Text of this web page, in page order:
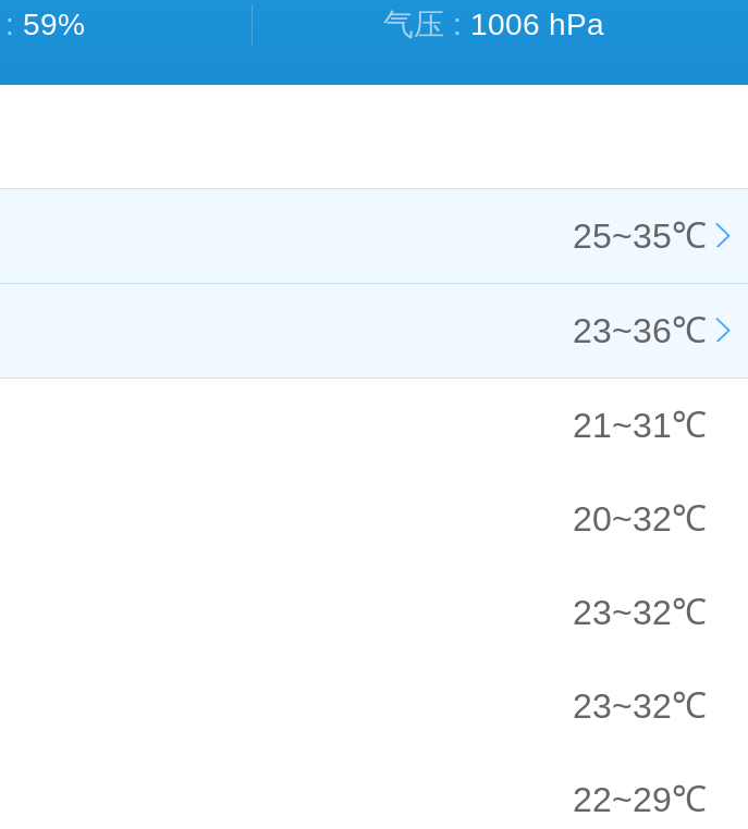
59% 气压 : 1006 hPa
25~35℃
23~36℃
21~31℃
20~32℃
23~32℃
23~32℃
22~29℃